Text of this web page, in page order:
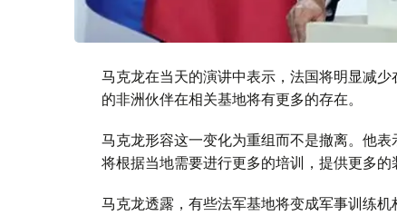
马克龙在当天的演讲中表示，法国将明显减
的非洲伙伴在相关基地将有更多的存在。
马克龙形容这一变化为重组而不是撤离。他
将根据当地需要进行更多的培训，提供更多的
马克龙透露，有些法军基地将变成军事训练